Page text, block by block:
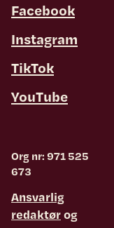
Facebook
Instagram
TikTok
YouTube
Org nr: 971 525
673
Ansvarlig
redaktørog